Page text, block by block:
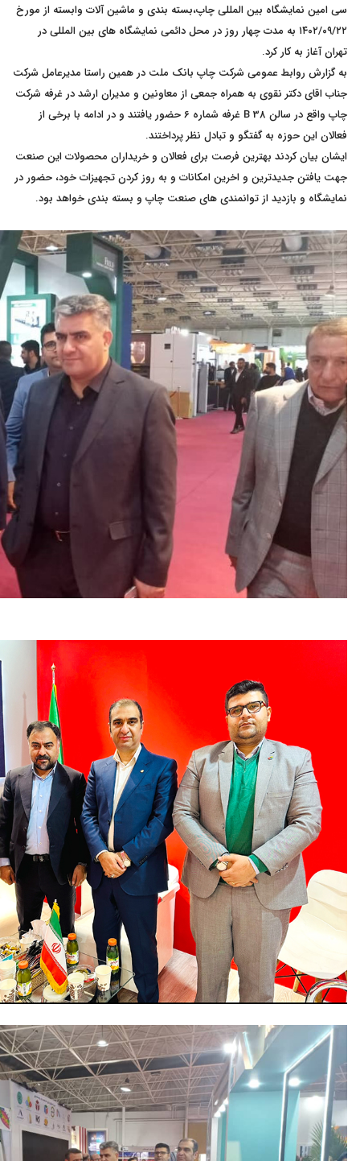
سی امین نمایشگاه بین المللی چاپ،بسته بندی و ماشین آلات وابسته از مورخ
۱۴۰۲/۰۹/۲۲ به مدت چهار روز در محل دائمی نمایشگاه های بین المللی در
تهران آغاز به کار کرد.
به گزارش روابط عمومی شرکت چاپ بانک ملت در همین راستا مدیرعامل شرکت
جناب اقای دکتر نقوی به همراه جمعی از معاونین و مدیران ارشد در غرفه شرکت
چاپ واقع در سالن 38 B غرفه شماره 6 حضور یافتند و در ادامه با برخی از
فعالان این حوزه به گفتگو و تبادل نظر پرداختند.
ایشان بیان کردند بهترین فرصت برای فعالان و خریداران محصولات این صنعت
جهت یافتن جدیدترین و اخرین امکانات و به روز کردن تجهیزات خود، حضور در
نمایشگاه و بازدید از توانمندی های صنعت چاپ و بسته بندی خواهد بود.